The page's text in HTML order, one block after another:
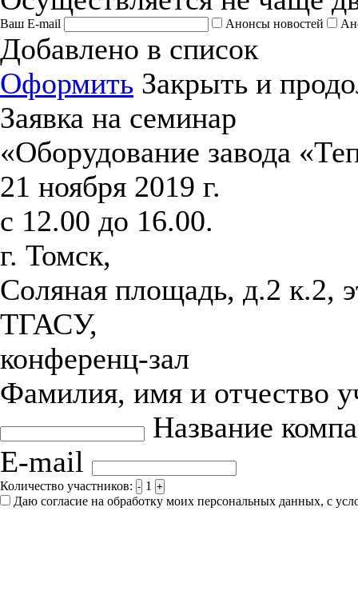
Ваш E-mail Анонсы новостей
Добавлено в список
Оформить Закрыть и
Заявка на семинар
«Оборудование завода
21 ноября 2019 г.
с 12.00 до 16.00.
г. Томск,
Соляная площадь, д.2 к.2,
ТГАСУ,
конференц-зал
Фамилия, имя и отчество
Название
E-mail
Количество участников: - 1 +
Даю согласие на обработку моих персональных данных, с